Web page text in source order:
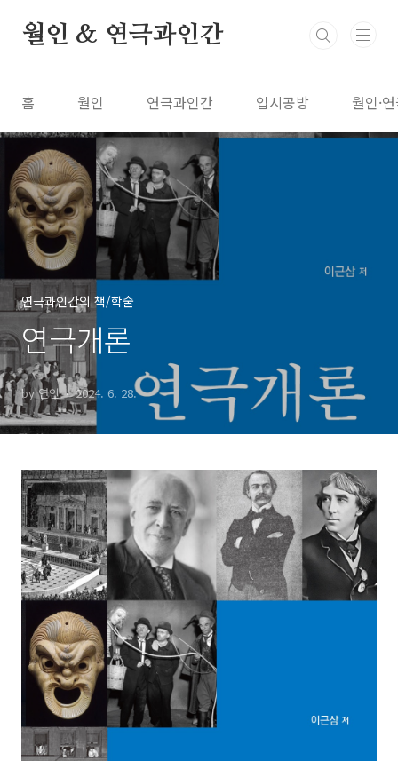
월인 & 연극과인간
홈 월인 연극과인간 입시공방 월인·
연극과인간의 책/학술
연극개론
by 연인 2024. 6. 28.